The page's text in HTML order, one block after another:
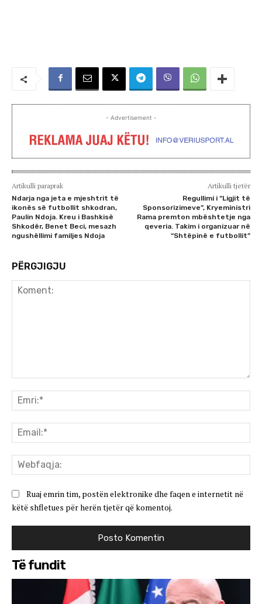
- Advertisement -
Artikulli paraprak
Ndarja nga jeta e mjeshtrit të
ikonës së futbollit shkodran,
Paulin Ndoja. Kreu i Bashkisë
Shkodër, Benet Beci, mesazh
ngushëllimi familjes Ndoja
Artikulli tjetër
Regullimi i “Ligjit të
Sponsorizimeve”, Kryeministri
Rama premton mbështetje nga
qeveria. Takim i organizuar në
“Shtëpinë e futbollit”
PËRGJIGJU
Ruaj emrin tim, postën elektronike dhe faqen e internetit në
këtë shfletues për herën tjetër që komentoj.
Të fundit